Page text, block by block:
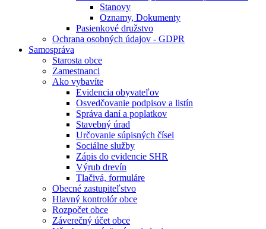
Stanovy
Oznamy, Dokumenty
Pasienkové družstvo
Ochrana osobných údajov - GDPR
Samospráva
Starosta obce
Zamestnanci
Ako vybavíte
Evidencia obyvateľov
Osvedčovanie podpisov a listín
Správa daní a poplatkov
Stavebný úrad
Určovanie súpisných čísel
Sociálne služby
Zápis do evidencie SHR
Výrub drevín
Tlačivá, formuláre
Obecné zastupiteľstvo
Hlavný kontrolór obce
Rozpočet obce
Záverečný účet obce